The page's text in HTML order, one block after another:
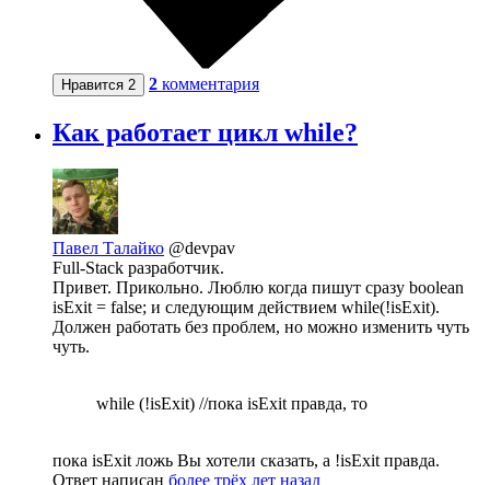
Нравится 2 2 комментария
Как работает цикл while?
Павел Талайко @devpav
Full-Stack разработчик.
Привет. Прикольно. Люблю когда пишут сразу boolean
isExit = false; и следующим действием while(!isExit).
Должен работать без проблем, но можно изменить чуть
чуть.
while (!isExit) //пока isExit правда, то
пока isExit ложь Вы хотели сказать, а !isExit правда.
Ответ написан более трёх лет назад